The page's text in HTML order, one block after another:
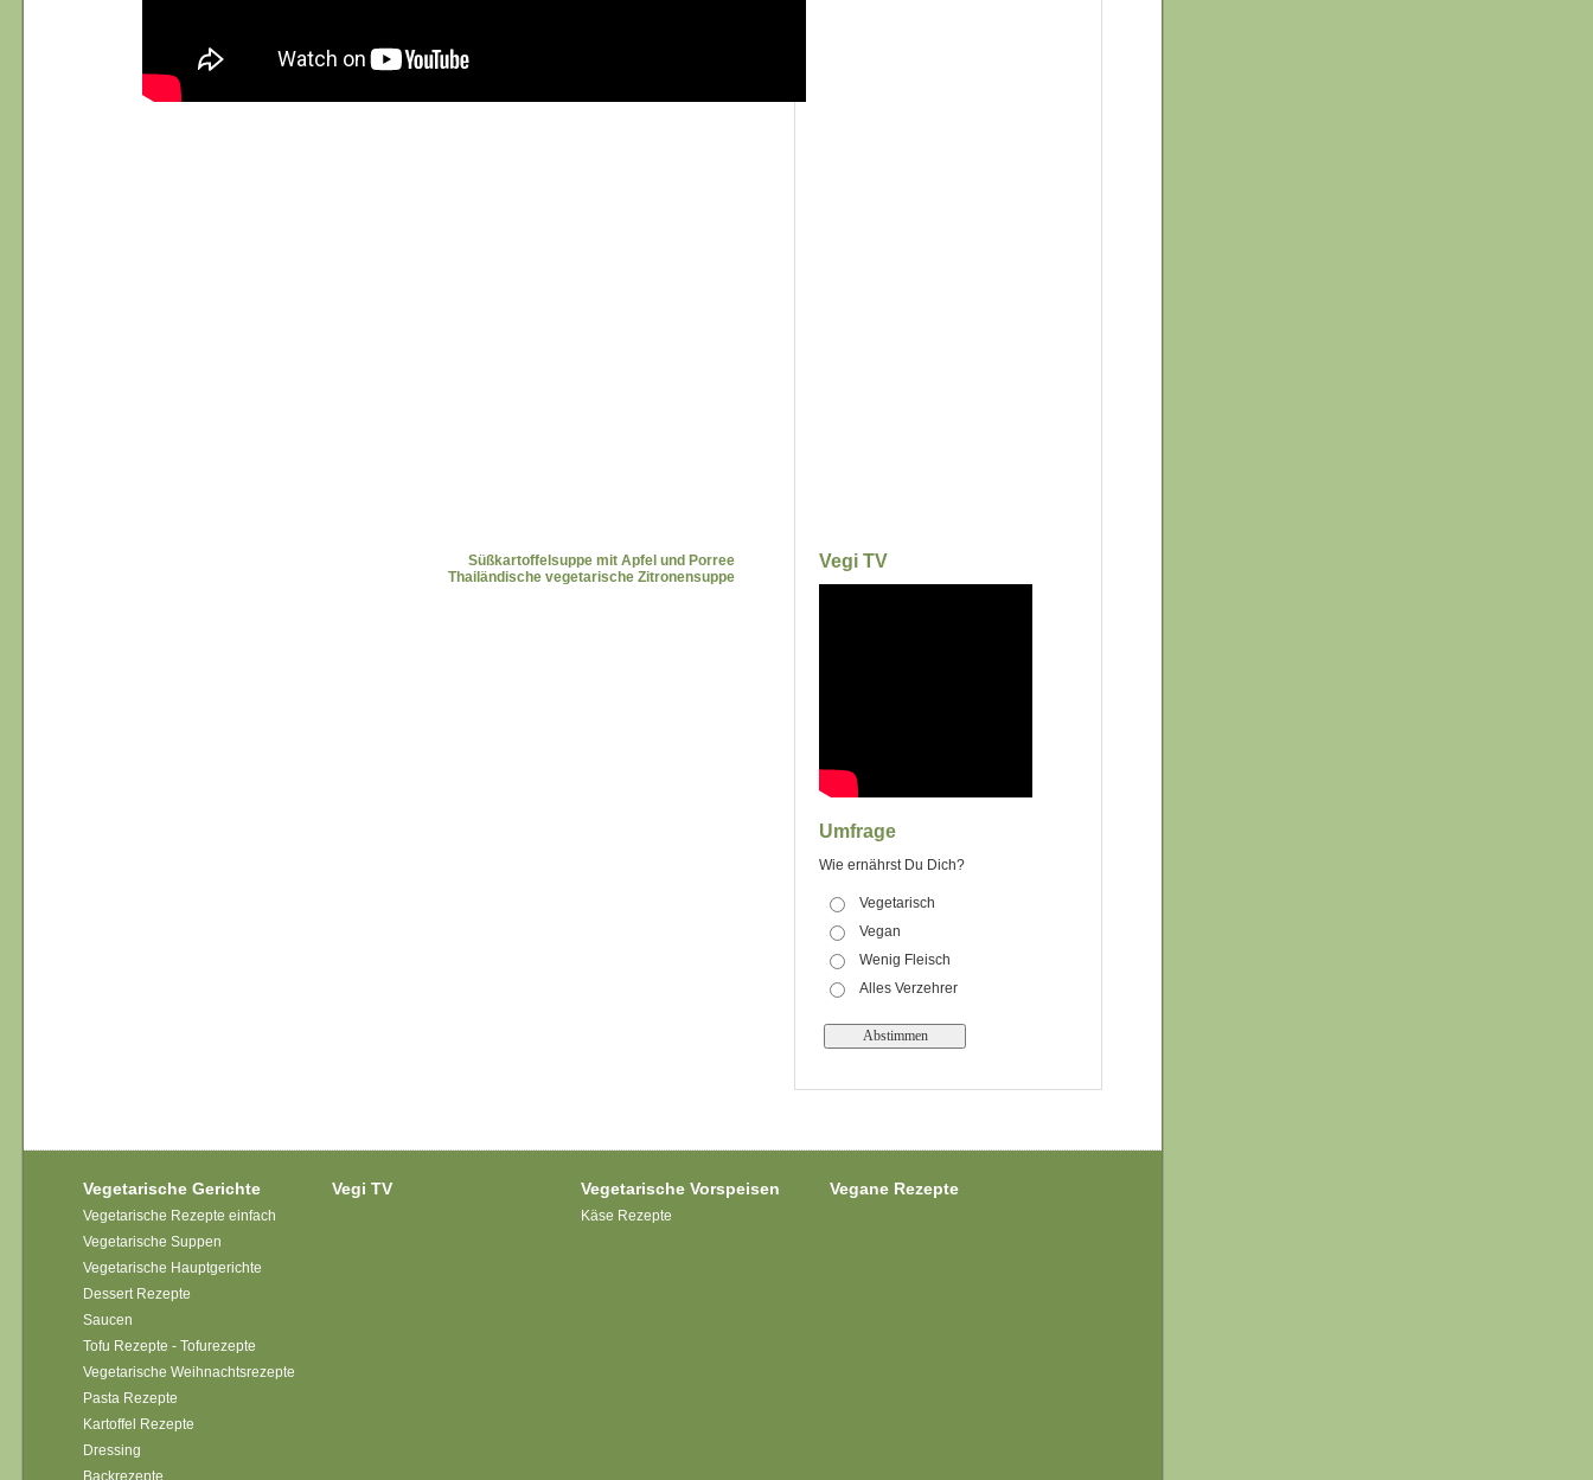
Süßkartoffelsuppe mit Apfel und Porree
Thailändische vegetarische Zitronensuppe
Vegi TV
Umfrage
Wie ernährst Du Dich?
Vegetarisch
Vegan
Wenig Fleisch
Alles Verzehrer
Vegetarische Gerichte
Vegetarische Rezepte einfach
Vegetarische Suppen
Vegetarische Hauptgerichte
Dessert Rezepte
Saucen
Tofu Rezepte - Tofurezepte
Vegetarische Weihnachtsrezepte
Pasta Rezepte
Kartoffel Rezepte
Dressing
Backrezepte
Vegi TV Vegetarische Vorspeisen
Käse Rezepte
Vegane Rezepte